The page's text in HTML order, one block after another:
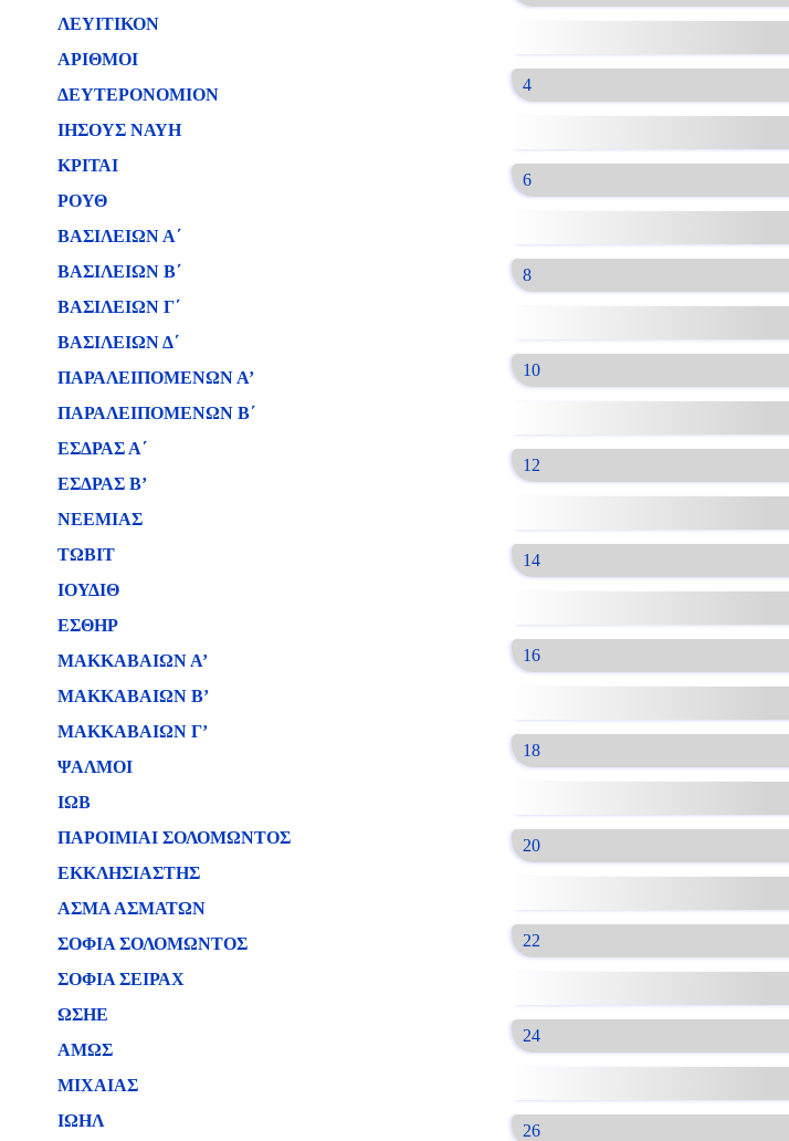
4
6
8
10
12
14
16
18
20
22
24
26
ΛΕΥΙΤΙΚΟΝ
ΑΡΙΘΜΟΙ
ΔΕΥΤΕΡΟΝΟΜΙΟΝ
ΙΗΣΟΥΣ ΝΑΥΗ
ΚΡΙΤΑΙ
ΡΟΥΘ
ΒΑΣΙΛΕΙΩΝ Α΄
ΒΑΣΙΛΕΙΩΝ B΄
ΒΑΣΙΛΕΙΩΝ Γ΄
ΒΑΣΙΛΕΙΩΝ Δ΄
ΠΑΡΑΛΕΙΠΟΜΕΝΩΝ Α’
ΠΑΡΑΛΕΙΠΟΜΕΝΩΝ Β΄
ΕΣΔΡΑΣ Α΄
ΕΣΔΡΑΣ Β’
ΝΕΕΜΙΑΣ
ΤΩΒΙΤ
ΙΟΥΔΙΘ
ΕΣΘΗΡ
ΜΑΚΚΑΒΑΙΩΝ Α’
ΜΑΚΚΑΒΑΙΩΝ Β’
ΜΑΚΚΑΒΑΙΩΝ Γ’
ΨΑΛΜΟΙ
ΙΩΒ
ΠΑΡΟΙΜΙΑΙ ΣΟΛΟΜΩΝΤΟΣ
ΕΚΚΛΗΣΙΑΣΤΗΣ
ΑΣΜΑ ΑΣΜΑΤΩΝ
ΣΟΦΙΑ ΣΟΛΟΜΩΝΤΟΣ
ΣΟΦΙΑ ΣΕΙΡΑΧ
ΩΣΗΕ
ΑΜΩΣ
ΜΙΧΑΙΑΣ
ΙΩΗΛ